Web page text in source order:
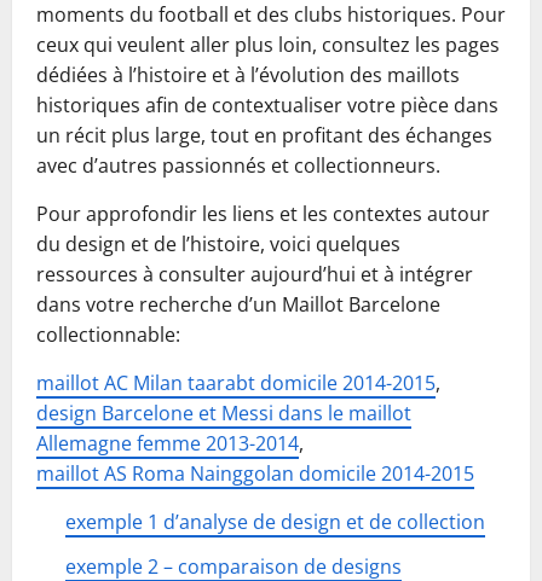
moments du football et des clubs historiques. Pour
ceux qui veulent aller plus loin, consultez les pages
dédiées à l’histoire et à l’évolution des maillots
historiques afin de contextualiser votre pièce dans
un récit plus large, tout en profitant des échanges
avec d’autres passionnés et collectionneurs.
Pour approfondir les liens et les contextes autour
du design et de l’histoire, voici quelques
ressources à consulter aujourd’hui et à intégrer
dans votre recherche d’un Maillot Barcelone
collectionnable:
maillot AC Milan taarabt domicile 2014-2015,
design Barcelone et Messi dans le maillot
Allemagne femme 2013-2014,
maillot AS Roma Nainggolan domicile 2014-2015
exemple 1 d’analyse de design et de collection
exemple 2 – comparaison de designs